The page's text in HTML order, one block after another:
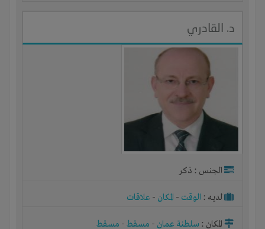
د. القادري
الجنس : ذكر
لديـه : الوقت - المكان - علاقات
المكان : سلطنة عمان - مسقط- مسقط